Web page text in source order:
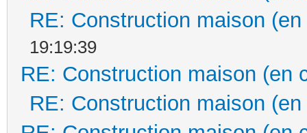
RE: Construction maison
19:19:39
RE: Construction maison (en
RE: Construction maison